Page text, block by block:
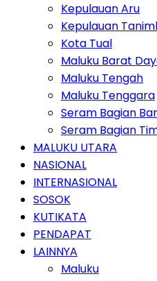
Kepulauan Aru
Kepulauan
Kota Tual
Maluku Barat
Maluku Tengah
Maluku Tenggara
Seram Bagian
Seram Bagian
MALUKU UTARA
NASIONAL
INTERNASIONAL
SOSOK
KUTIKATA
PENDAPAT
LAINNYA
Maluku